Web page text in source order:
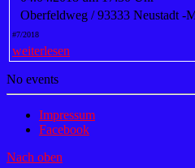
Oberfeldweg / 93333 Neustadt -
#7/2018
weiterlesen
No events
Impressum
Facebook
Nach oben